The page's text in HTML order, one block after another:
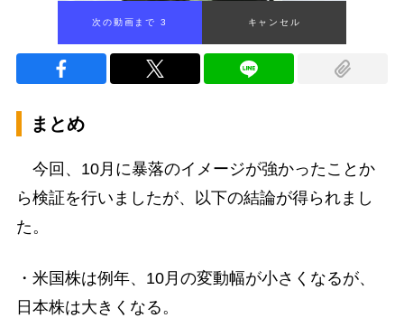
次の動画まで 2 キャンセル
まとめ
今回、10月に暴落のイメージが強かったことか
ら検証を行いましたが、以下の結論が得られまし
た。
・米国株は例年、10月の変動幅が小さくなるが、
日本株は大きくなる。